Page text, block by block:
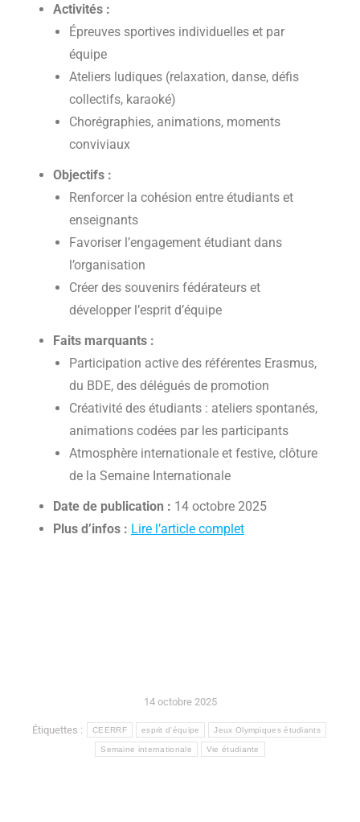
Activités :
Épreuves sportives individuelles et par
équipe
Ateliers ludiques (relaxation, danse, défis
collectifs, karaoké)
Chorégraphies, animations, moments
conviviaux
Objectifs :
Renforcer la cohésion entre étudiants et
enseignants
Favoriser l’engagement étudiant dans
l’organisation
Créer des souvenirs fédérateurs et
développer l’esprit d’équipe
Faits marquants :
Participation active des référentes Erasmus,
du BDE, des délégués de promotion
Créativité des étudiants : ateliers spontanés,
animations codées par les participants
Atmosphère internationale et festive, clôture
de la Semaine Internationale
Date de publication : 14 octobre 2025
Plus d’infos : Lire l’article complet
14 octobre 2025
Étiquettes : CEERRF esprit d'équipe Jeux Olympiques étudiants
Semaine internationale Vie étudiante